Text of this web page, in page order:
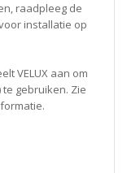
raadpleeg de
installatie op
VELUX aan om
gebruiken. Zie